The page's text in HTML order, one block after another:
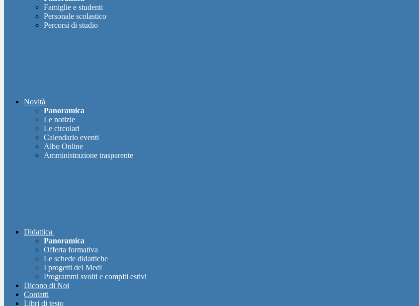
Famiglie e studenti
Personale scolastico
Percorsi di studio
Novità
Panoramica
Le notizie
Le circolari
Calendario eventi
Albo Online
Amministrazione trasparente
Didattica
Panoramica
Offerta formativa
Le schede didattiche
I progetti del Medi
Programmi svolti e compiti estivi
Dicono di Noi
Contatti
Libri di testo